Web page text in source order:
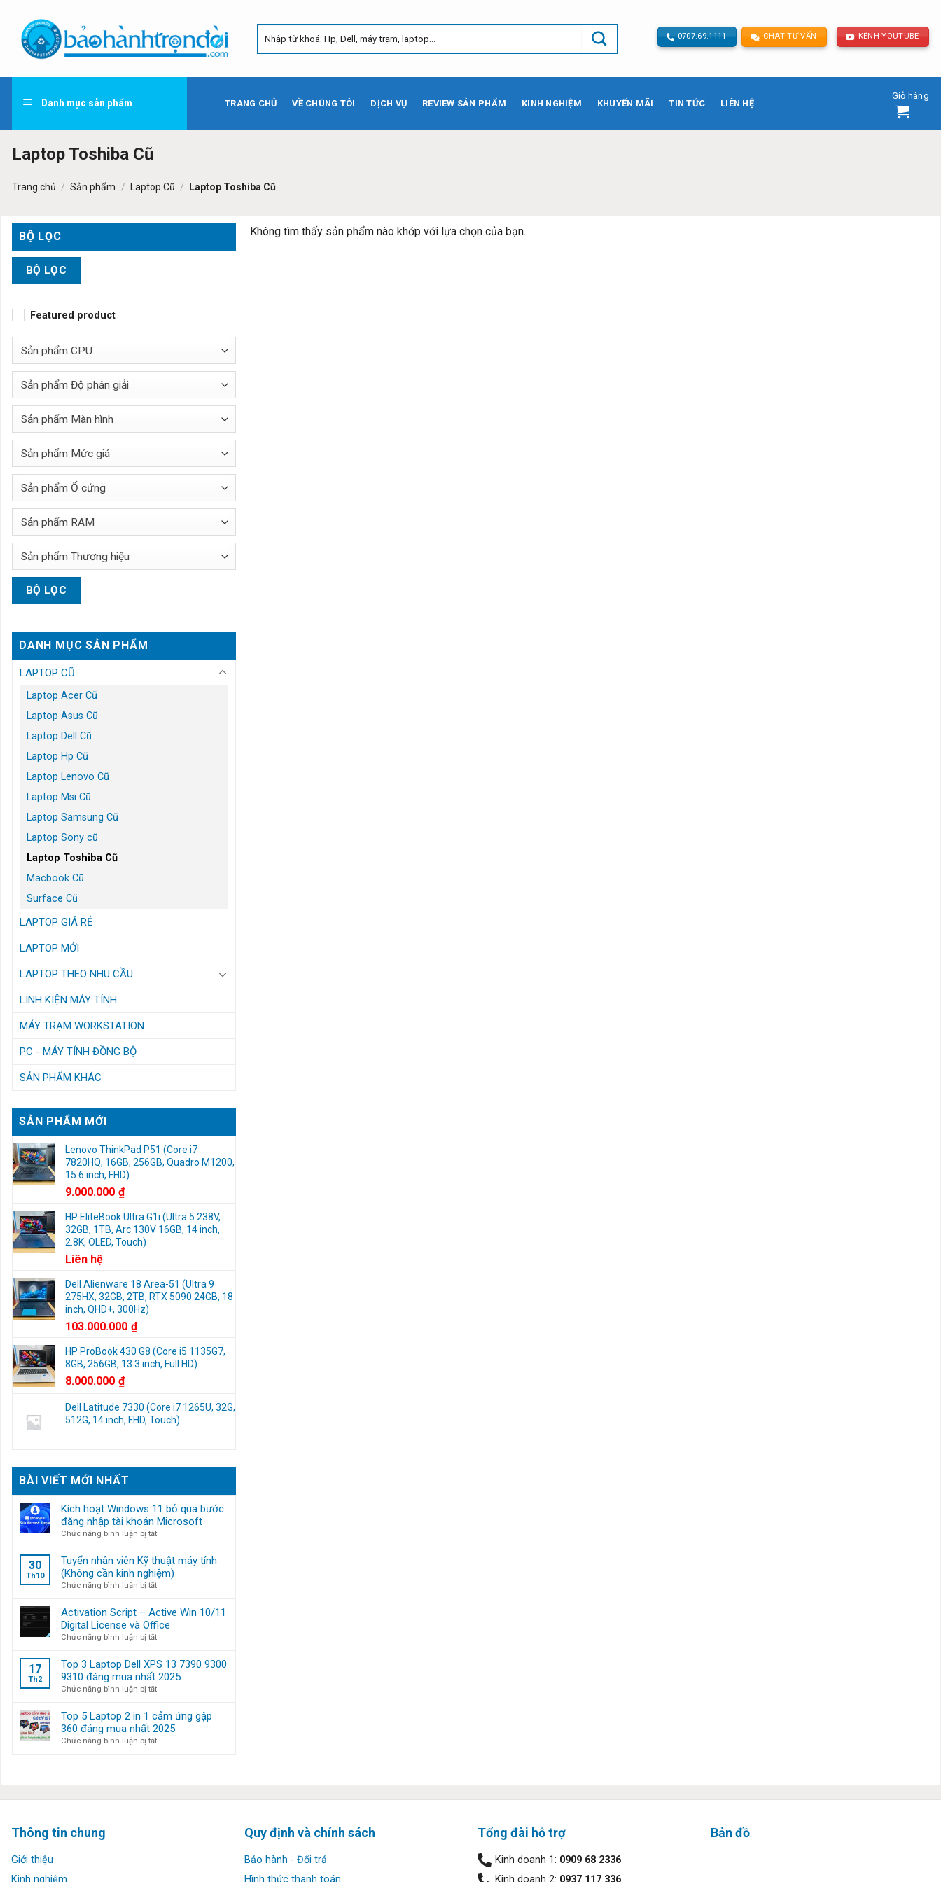
content
0707.69.1111 CHAT TƯ VẤN KÊNH YOUTUBE
Danh mục sản phẩm TRANG CHỦ VỀ CHÚNG TÔI DỊCH VỤ REVIEW SẢN PHẨM KINH NGHIỆM KHUYẾN MÃI TIN TỨC LIÊN HỆ
Giỏ hàng
Laptop Toshiba Cũ
Trang chủ / Sản phẩm / Laptop Cũ / Laptop Toshiba Cũ
BỘ LỌC
BỘ LỌC
Featured product
Sản phẩm CPU
Sản phẩm Độ phân giải
Sản phẩm Màn hình
Sản phẩm Mức giá
Sản phẩm Ổ cứng
Sản phẩm RAM
Sản phẩm Thương hiệu
BỘ LỌC
DANH MỤC SẢN PHẨM
LAPTOP CŨ
Laptop Acer Cũ
Laptop Asus Cũ
Laptop Dell Cũ
Laptop Hp Cũ
Laptop Lenovo Cũ
Laptop Msi Cũ
Laptop Samsung Cũ
Laptop Sony cũ
Laptop Toshiba Cũ
Macbook Cũ
Surface Cũ
LAPTOP GIÁ RẺ
LAPTOP MỚI
LAPTOP THEO NHU CẦU
LINH KIỆN MÁY TÍNH
MÁY TRẠM WORKSTATION
PC - MÁY TÍNH ĐỒNG BỘ
SẢN PHẨM KHÁC
SẢN PHẨM MỚI
Lenovo ThinkPad P51 (Core i7
7820HQ, 16GB, 256GB, Quadro M1200,
15.6 inch, FHD)
9.000.000 ₫
HP EliteBook Ultra G1i (Ultra 5 238V,
32GB, 1TB, Arc 130V 16GB, 14 inch,
2.8K, OLED, Touch)
Liên hệ
Dell Alienware 18 Area-51 (Ultra 9
275HX, 32GB, 2TB, RTX 5090 24GB, 18
inch, QHD+, 300Hz)
103.000.000 ₫
HP ProBook 430 G8 (Core i5 1135G7,
8GB, 256GB, 13.3 inch, Full HD)
8.000.000 ₫
Dell Latitude 7330 (Core i7 1265U, 32G,
512G, 14 inch, FHD, Touch)
BÀI VIẾT MỚI NHẤT
Kích hoạt Windows 11 bỏ qua bước
đăng nhập tài khoản Microsoft
Chức năng bình luận bị tắtở
hoạt
Windows
11
bước
đăng
nhập
khoản
Microsoft
30
Th10
Tuyển nhân viên Kỹ thuật máy tính
(Không cần kinh nghiệm)
Chức năng bình luận bị tắtở
nhân
viên
tính
(Không
cần
nghiệm)
Activation Script – Active Win 10/11
Digital License và Office
Chức năng bình luận bị tắtở
Script
–
Digital
License
và
17
Th2
Top 3 Laptop Dell XPS 13 7390 9300
9310 đáng mua nhất 2025
Chức năng bình luận bị tắtở
3
Laptop
Top 5 Laptop 2 in 1 cảm ứng gập
360 đáng mua nhất 2025
Chức năng bình luận bị tắtở
in
Không tìm thấy sản phẩm nào khớp với lựa chọn của bạn.
Thông tin chung
Giới thiệu
Quy định và chính sách
Bảo hành - Đổi trả
Tổng đài hỗ trợ
Kinh doanh 1: 0909 68 2336
Bản đồ